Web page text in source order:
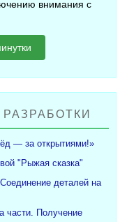
внимания с
— за открытиями!»
"Рыжая сказка"
деталей на
части. Получение